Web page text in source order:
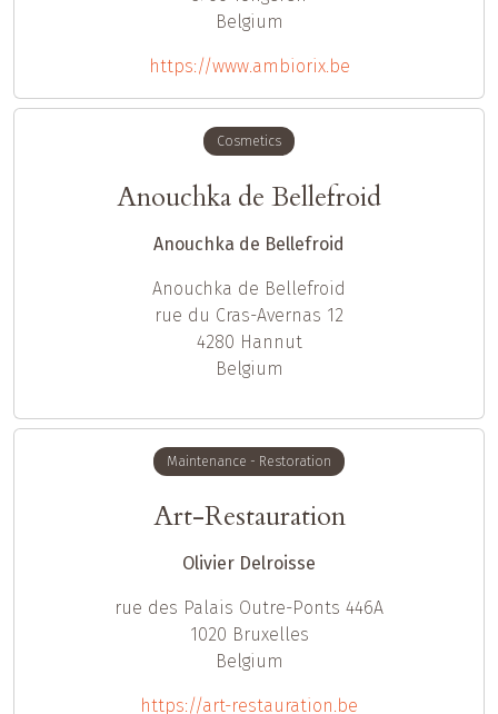
Belgium
https://www.ambiorix.be
Cosmetics
Anouchka de Bellefroid
Anouchka de Bellefroid
Anouchka de Bellefroid
rue du Cras-Avernas 12
4280 Hannut
Belgium
Maintenance - Restoration
Art-Restauration
Olivier Delroisse
rue des Palais Outre-Ponts 446A
1020 Bruxelles
Belgium
https://art-restauration.be